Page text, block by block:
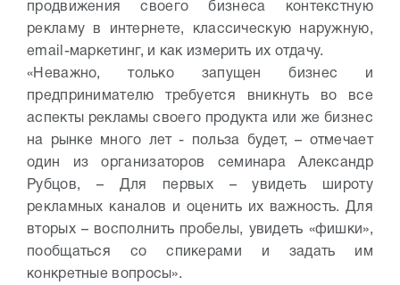
продвижения своего бизнеса контекстную
рекламу в интернете, классическую наружную,
email-маркетинг, и как измерить их отдачу.
«Неважно, только запущен бизнес и
предпринимателю требуется вникнуть во все
аспекты рекламы своего продукта или же бизнес
на рынке много лет - польза будет, – отмечает
один из организаторов семинара Александр
Рубцов, – Для первых – увидеть широту
рекламных каналов и оценить их важность. Для
вторых – восполнить пробелы, увидеть «фишки»,
пообщаться со спикерами и задать им
конкретные вопросы».